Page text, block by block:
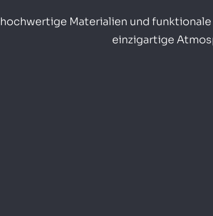
hochwertige Materialien und
einzigartige